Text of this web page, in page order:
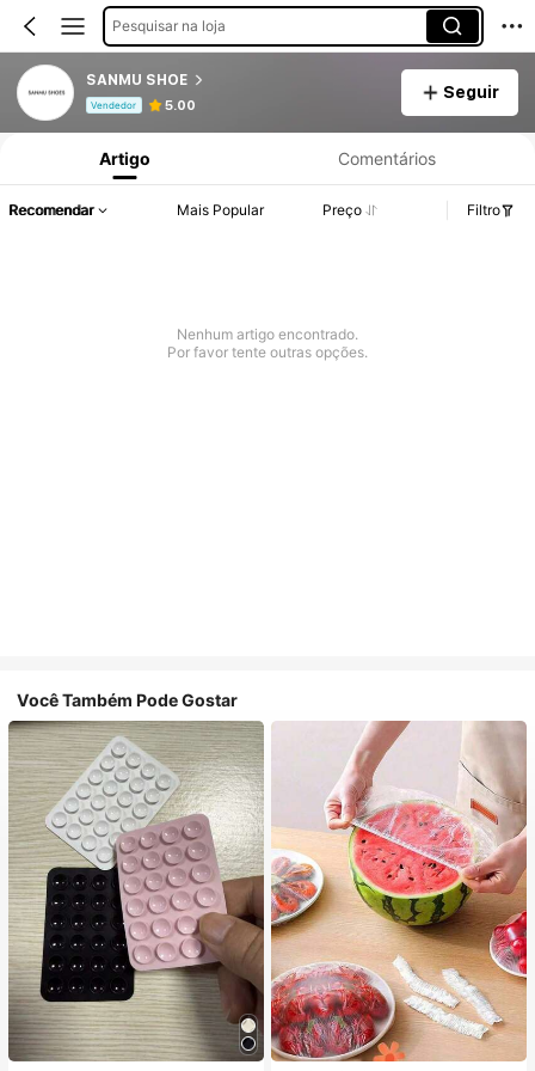
Pesquisar na loja
SANMU SHOE
Vendedor 5.00
Seguir
Informações do Produto: Divulgação de Preço, Vendas e Detalhes de Stock.
Artigo Comentários
Recomendar Mais Popular Preço Filtro
Nenhum artigo encontrado.
Por favor tente outras opções.
Você Também Pode Gostar